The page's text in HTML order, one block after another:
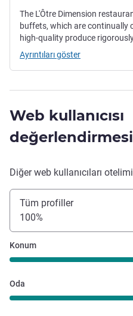
The L'Ôtre Dimension
buffets, which are continually
high-quality produce
Ayrıntıları göster
Web kullanıcısı
değerlendirmesi
Diğer web kullanıcıları
Tüm profiller
100%
Konum
Oda